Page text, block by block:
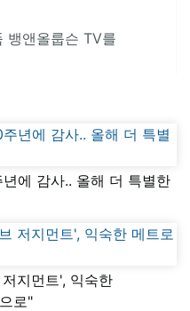
뱅앤올룹슨 TV를
에 감사.. 올해 더 특별한
지먼트', 익숙한
로"